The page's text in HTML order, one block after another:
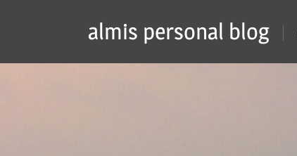
almis personal blog